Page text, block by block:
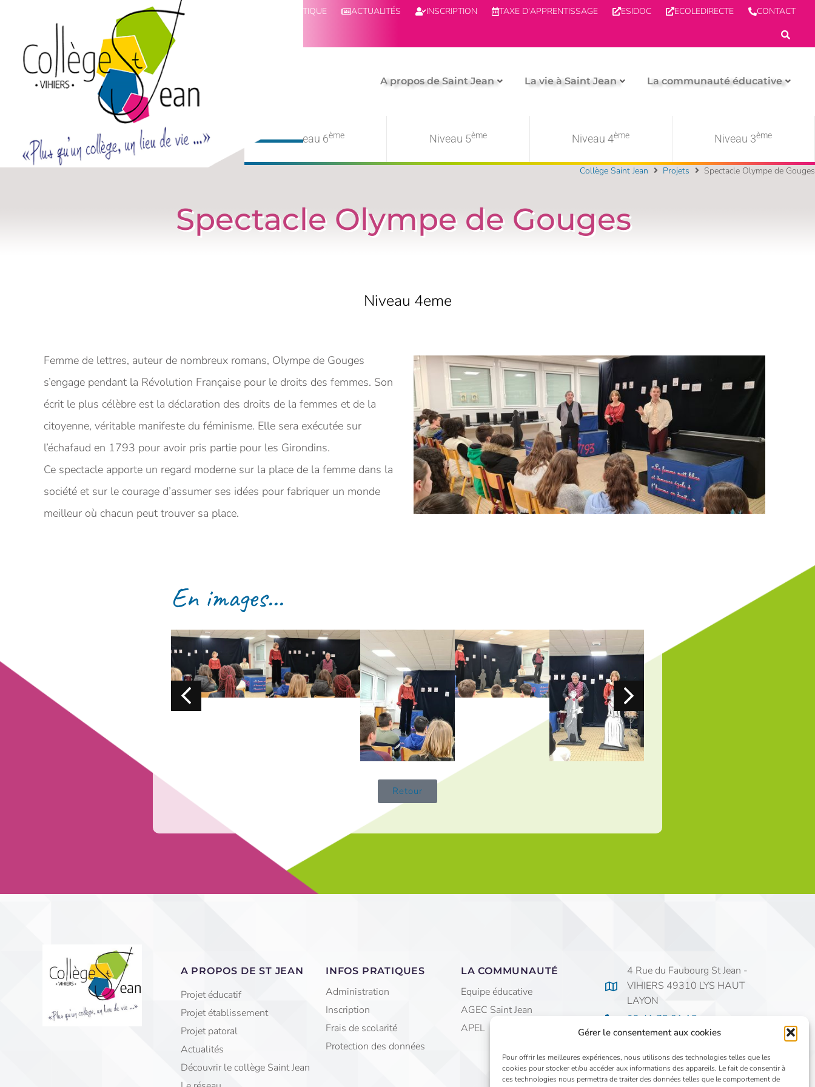
Gérer le consentement aux cookies
Pour offrir les meilleures expériences, nous utilisons des technologies telles que les
cookies pour stocker et/ou accéder aux informations des appareils. Le fait de consentir à
ces technologies nous permettra de traiter des données telles que le comportement de
BOUTIQUE ACTUALITÉS INSCRIPTION TAXE D'APPRENTISSAGE ESIDOC ECOLEDIRECTE CONTACT
A propos de Saint Jean La vie à Saint Jean La communauté éducative
Niveau 6ème Niveau 5ème Niveau 4ème Niveau 3ème
Collège Saint Jean Projets Spectacle Olympe de Gouges
Spectacle Olympe de Gouges
Niveau 4eme
Femme de lettres, auteur de nombreux romans, Olympe de Gouges
s’engage pendant la Révolution Française pour le droits des femmes. Son
écrit le plus célèbre est la déclaration des droits de la femmes et de la
citoyenne, véritable manifeste du féminisme. Elle sera exécutée sur
l’échafaud en 1793 pour avoir pris partie pour les Girondins.
Ce spectacle apporte un regard moderne sur la place de la femme dans la
société et sur le courage d’assumer ses idées pour fabriquer un monde
meilleur où chacun peut trouver sa place.
En images...
Retour
A PROPOS DE ST JEAN
Projet éducatif
Projet établissement
Projet patoral
Actualités
Découvrir le collège Saint Jean
INFOS PRATIQUES
Administration
Inscription
Frais de scolarité
Protection des données
LA COMMUNAUTÉ
Equipe éducative
AGEC Saint Jean
APEL
4 Rue du Faubourg St Jean -
VIHIERS 49310 LYS HAUT
LAYON
02 41 75 81 15
secretariat@saintjeanvihiers.org